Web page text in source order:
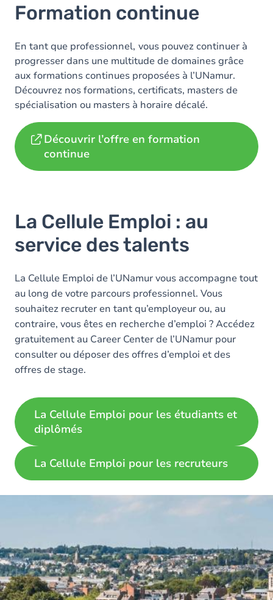
Formation continue
En tant que professionnel, vous pouvez continuer à
progresser dans une multitude de domaines grâce
aux formations continues proposées à l’UNamur.
Découvrez nos formations, certificats, masters de
spécialisation ou masters à horaire décalé.
Découvrir l’offre en formation
continue
La Cellule Emploi : au
service des talents
La Cellule Emploi de l’UNamur vous accompagne tout
au long de votre parcours professionnel. Vous
souhaitez recruter en tant qu’employeur ou, au
contraire, vous êtes en recherche d’emploi ? Accédez
gratuitement au Career Center de l’UNamur pour
consulter ou déposer des offres d’emploi et des
offres de stage.
La Cellule Emploi pour les étudiants et
diplômés
La Cellule Emploi pour les recruteurs